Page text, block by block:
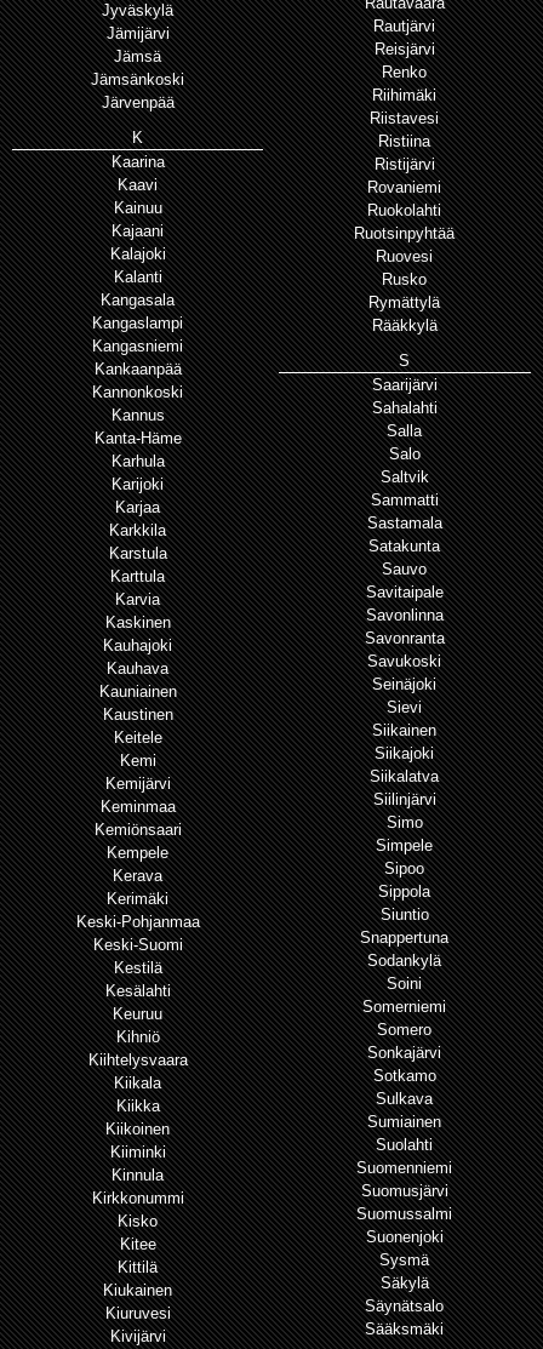
Jyväskylä
Jämijärvi
Jämsä
Jämsänkoski
Järvenpää
K
Kaarina
Kaavi
Kainuu
Kajaani
Kalajoki
Kalanti
Kangasala
Kangaslampi
Kangasniemi
Kankaanpää
Kannonkoski
Kannus
Kanta-Häme
Karhula
Karijoki
Karjaa
Karkkila
Karstula
Karttula
Karvia
Kaskinen
Kauhajoki
Kauhava
Kauniainen
Kaustinen
Keitele
Kemi
Kemijärvi
Keminmaa
Kemiönsaari
Kempele
Kerava
Kerimäki
Keski-Pohjanmaa
Keski-Suomi
Kestilä
Kesälahti
Keuruu
Kihniö
Kiihtelysvaara
Kiikala
Kiikka
Kiikoinen
Kiiminki
Kinnula
Kirkkonummi
Kisko
Kitee
Kittilä
Kiukainen
Kiuruvesi
Kivijärvi
Rautjärvi
Reisjärvi
Renko
Riihimäki
Riistavesi
Ristiina
Ristijärvi
Rovaniemi
Ruokolahti
Ruotsinpyhtää
Ruovesi
Rusko
Rymättylä
Rääkkylä
S
Saarijärvi
Sahalahti
Salla
Salo
Saltvik
Sammatti
Sastamala
Satakunta
Sauvo
Savitaipale
Savonlinna
Savonranta
Savukoski
Seinäjoki
Sievi
Siikainen
Siikajoki
Siikalatva
Siilinjärvi
Simo
Simpele
Sipoo
Sippola
Siuntio
Snappertuna
Sodankylä
Soini
Somerniemi
Somero
Sonkajärvi
Sotkamo
Sulkava
Sumiainen
Suolahti
Suomenniemi
Suomusjärvi
Suomussalmi
Suonenjoki
Sysmä
Säkylä
Säynätsalo
Sääksmäki